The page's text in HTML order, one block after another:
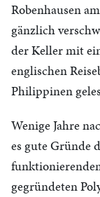
Robenhausen
gänzlich
der Keller mit
englischen
Philippinen
Wenige Jahre
es gute Gründe
gegründeten